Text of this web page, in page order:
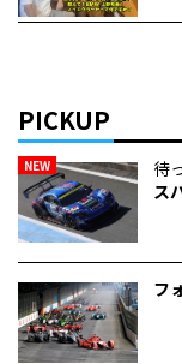
PICKUP
NEW
待
ス
フ